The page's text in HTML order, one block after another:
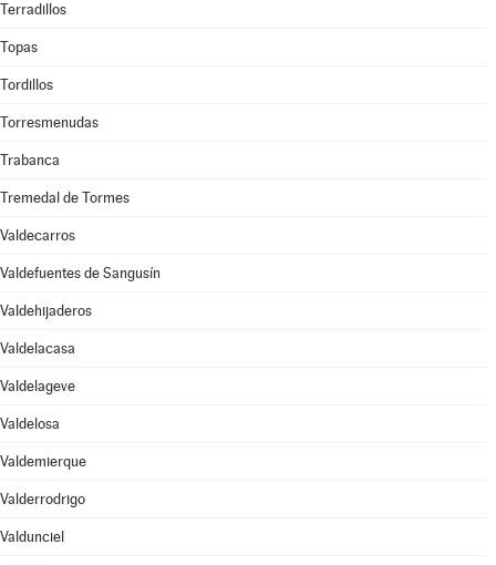
Terradillos
Topas
Tordillos
Torresmenudas
Trabanca
Tremedal de Tormes
Valdecarros
Valdefuentes de Sangusín
Valdehijaderos
Valdelacasa
Valdelageve
Valdelosa
Valdemierque
Valderrodrigo
Valdunciel